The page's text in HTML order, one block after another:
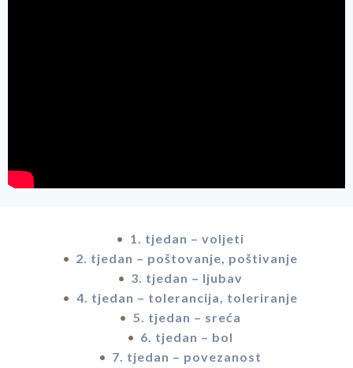
1. tjedan – voljeti
2. tjedan – poštovanje, poštivanje
3. tjedan – ljubav
4. tjedan – tolerancija, toleriranje
5. tjedan – sreća
6. tjedan – bol
7. tjedan – povezanost